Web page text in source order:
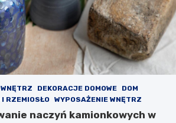
DEKORACJE DOMOWE
DOM
RZEMIOSŁO
WYPOSAŻENIE WNĘTRZ
naczyń kamionkowych w